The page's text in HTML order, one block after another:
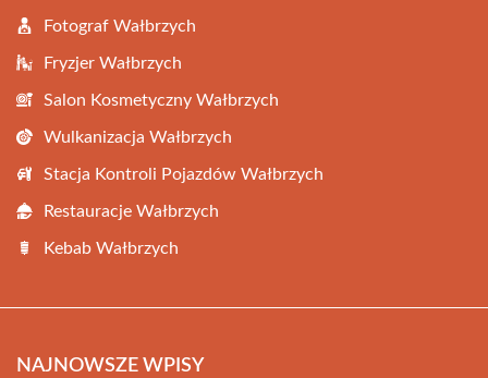
Fotograf Wałbrzych
Fryzjer Wałbrzych
Salon Kosmetyczny Wałbrzych
Wulkanizacja Wałbrzych
Stacja Kontroli Pojazdów Wałbrzych
Restauracje Wałbrzych
Kebab Wałbrzych
NAJNOWSZE WPISY